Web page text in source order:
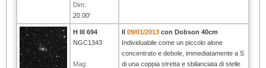
Dim:
20.00'
H III 694
NGC1343
Mag:
Il09/01/2013 con Dobson 40cm
Individuabile come un piccolo alone
concentrato e debole, immediatamente a S
di una coppia stretta e sbilanciata di stelle